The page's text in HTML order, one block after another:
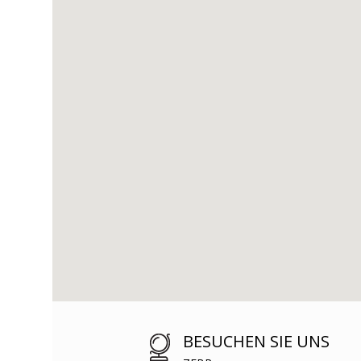
BESUCHEN SIE UNS